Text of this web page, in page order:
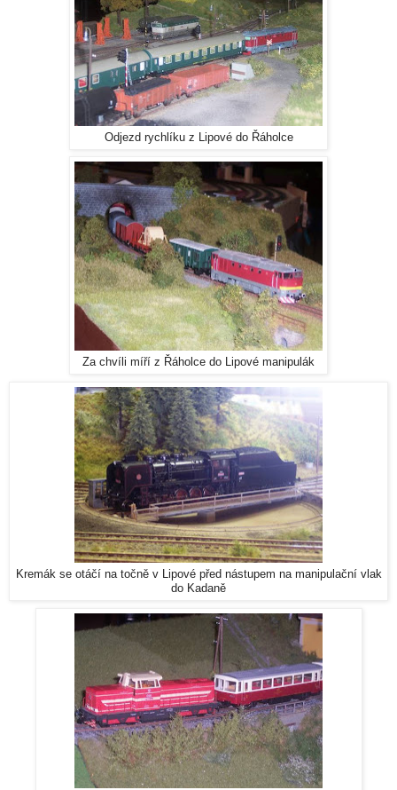
Odjezd rychlíku z Lipové do Řáholce
Za chvíli míří z Řáholce do Lipové manipulák
Kremák se otáčí na točně v Lipové před nástupem na manipulační vlak
do Kadaně